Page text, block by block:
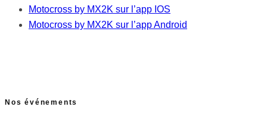
Motocross by MX2K sur l’app IOS
Motocross by MX2K sur l’app Android
Nos événements